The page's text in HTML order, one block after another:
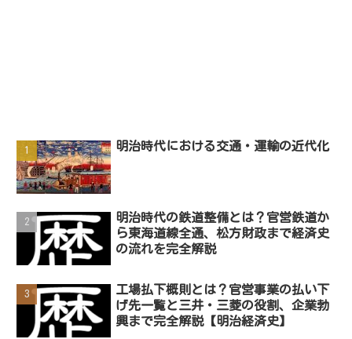
明治時代における交通・運輸の近代化
明治時代の鉄道整備とは？官営鉄道か
ら東海道線全通、松方財政まで経済史
の流れを完全解説
工場払下概則とは？官営事業の払い下
げ先一覧と三井・三菱の役割、企業勃
興まで完全解説【明治経済史】